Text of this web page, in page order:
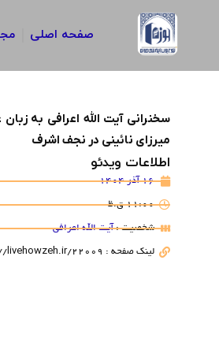
صفحه اصلی
سخنرانی آیت الله اعرافی به
میرزای نائینی در نجف اشرف
اطلاعات ویدئو
16 آذر 1404
11:00 ق.ظ
شخصیت :آیت الله اعرافی
لینک صفحه : https://livehowzeh.ir/22009